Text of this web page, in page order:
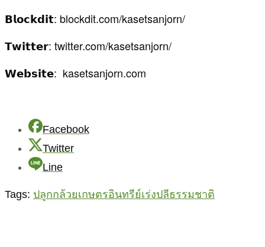
𝗕𝗹𝗼𝗰𝗸𝗱𝗶𝘁: blockdit.com/kasetsanjorn/
𝗧𝘄𝗶𝘁𝘁𝗲𝗿: twitter.com/kasetsanjorn/
𝗪𝗲𝗯𝘀𝗶𝘁𝗲: kasetsanjorn.com
Facebook
Twitter
Line
Tags: ปลูกกล้วยเกษตรอินทรีย์เร่งปลีธรรมชาติ